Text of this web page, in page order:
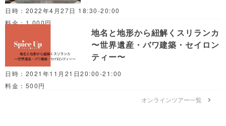
日時：2022年4月27日 18:30-20:00
料金：1,000円
地名と地形から紐解くスリランカ
〜世界遺産・バワ建築・セイロン
ティー〜
日時：2021年11月21日20:00-21:00
料金：500円
オンラインツアー一覧